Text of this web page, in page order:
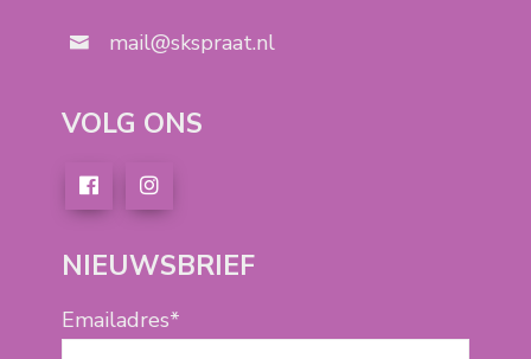
mail@skspraat.nl
VOLG ONS
NIEUWSBRIEF
Emailadres*